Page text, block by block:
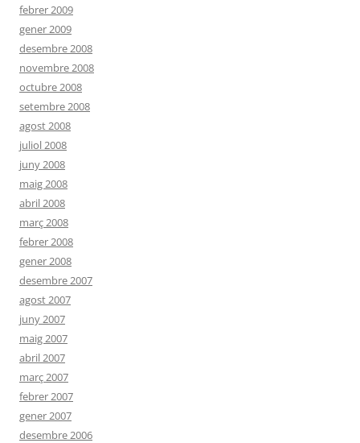
febrer 2009
gener 2009
desembre 2008
novembre 2008
octubre 2008
setembre 2008
agost 2008
juliol 2008
juny 2008
maig 2008
abril 2008
març 2008
febrer 2008
gener 2008
desembre 2007
agost 2007
juny 2007
maig 2007
abril 2007
març 2007
febrer 2007
gener 2007
desembre 2006